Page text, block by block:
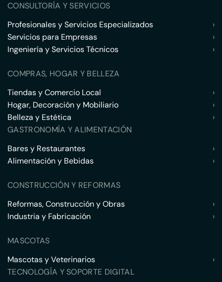
CONSULTORÍA Y SERVICIOS
Profesionales y Servicios Especializados
›
Servicios para Empresas
›
Ingeniería y Servicios Técnicos
›
COMPRAS, HOGAR Y BELLEZA
Tiendas y Comercio Local
›
Hogar, Decoración y Mobiliario
›
Belleza y Estética
›
GASTRONOMÍA Y ALIMENTACIÓN
Bares y Restaurantes
›
Alimentación y Bebidas
›
CONSTRUCCIÓN Y REFORMAS
Reformas, Construcción y Obras
›
Industria y Fabricación
›
MASCOTAS
Mascotas y Veterinarios
›
TECNOLOGÍA Y SOPORTE DIGITAL